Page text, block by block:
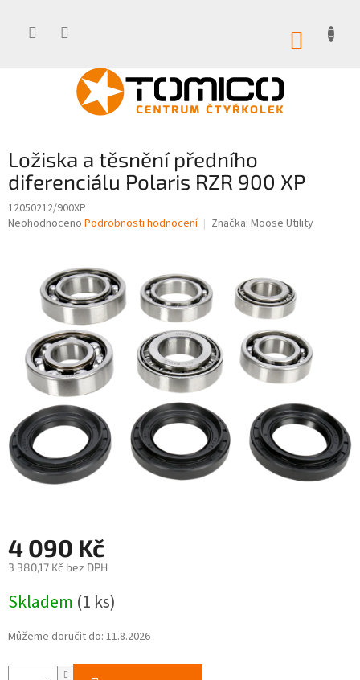
Ložiska a těsnění předního
diferenciálu Polaris RZR 900 XP
12050212/900XP
Průměrné
hvězdiček.
Neohodnoceno Podrobnosti hodnocení Značka: Moose Utility
4 090 Kč
3 380,17 Kč bez DPH
cena:
Skladem (1 ks)
Můžeme doručit do: 11.8.2026